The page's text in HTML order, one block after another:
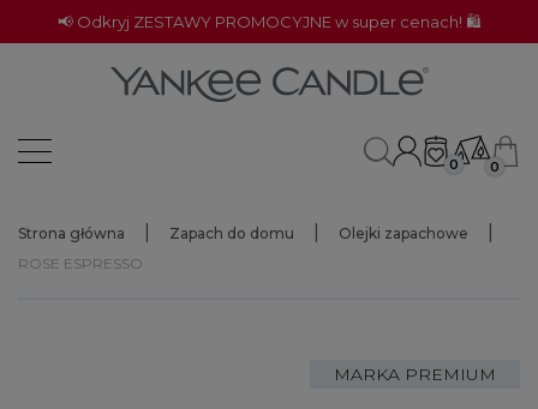
📢 Odkryj ZESTAWY PROMOCYJNE w super cenach! 🛍️
0 0
Strona główna Zapach do domu
Olejki zapachowe
ROSE ESPRESSO
MARKA PREMIUM